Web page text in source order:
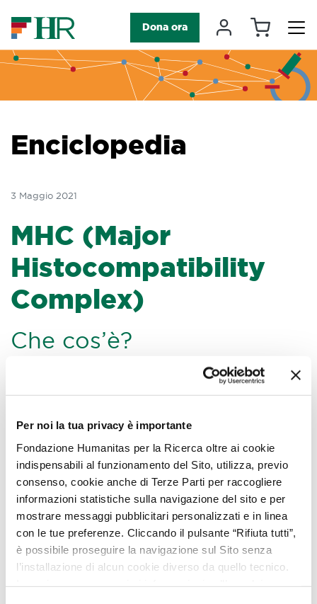
Per noi la tua privacy è importante
Fondazione Humanitas per la Ricerca oltre ai cookie
indispensabili al funzionamento del Sito, utilizza, previo
consenso, cookie anche di Terze Parti per raccogliere
informazioni statistiche sulla navigazione del sito e per
mostrare messaggi pubblicitari personalizzati e in linea
con le tue preferenze. Cliccando il pulsante “Rifiuta tutti”,
è possibile proseguire la navigazione sul Sito senza
l’installazione di alcun cookie diverso da quello tecnico.
Navigazione principale
Dona ora Il mioCarrello
Enciclopedia
3 Maggio 2021
MHC (Major
Histocompatibility
Complex)
Che cos’è?
L’MHC, ovvero Major Histocompatibility
Complex, in italiano Complesso Maggiore di
coinvolto nel meccanismo di difesa
immunitaria.
Che funzione?
Questo gruppo di geni permette al sistema
immunitario di distinguere tra componenti
estranei all’organismo (non-self) e parti